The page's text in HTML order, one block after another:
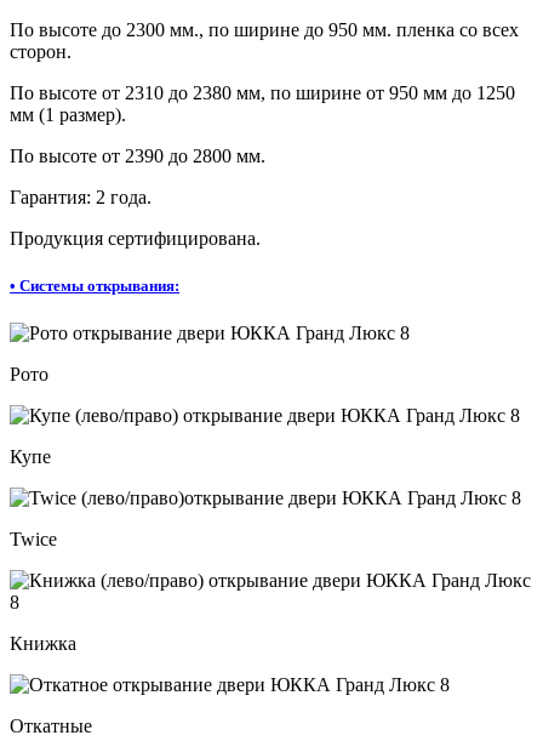
По высоте до 2300 мм., по ширине до 950 мм. пленка со всех
сторон.
По высоте от 2310 до 2380 мм, по ширине от 950 мм до 1250
мм (1 размер).
По высоте от 2390 до 2800 мм.
Гарантия: 2 года.
Продукция сертифицирована.
• Системы открывания:
Рото
Купе
Twice
Книжка
Откатные